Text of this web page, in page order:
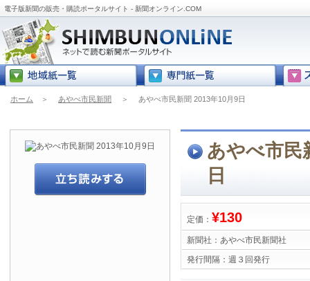
電子版新聞の販売・購読ポータルサイト - 新聞オンライン.COM
ホーム ＞ あやべ市民新聞 ＞ あやべ市民新聞 2013年10月9日
あやべ市民
日
定価： ¥130
新聞社： あやべ市民新聞社
発行間隔： 週３回発行